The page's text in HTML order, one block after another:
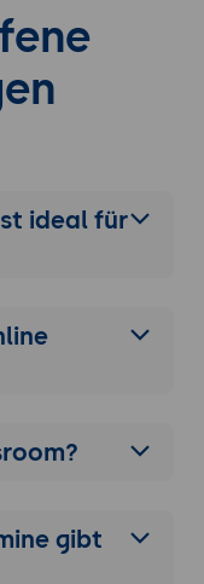
ideal für
gibt